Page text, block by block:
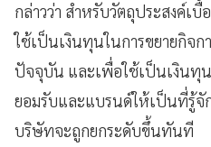
กล่าวว่า สำหรับวัตถุประสงค์เ
ใช้เป็นเงินทุนในการขยายกิจก
ปัจจุบัน และเพื่อใช้เป็นเงินทุ
ยอมรับและแบรนด์ให้เป็นที่รู้จั
บริษัทจะถูกยกระดับขึ้นทันที